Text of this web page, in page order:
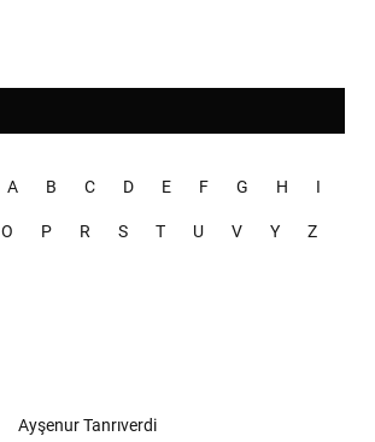
A B C D E F G H I
O P R S T U V Y Z
Ayşenur Tanrıverdi